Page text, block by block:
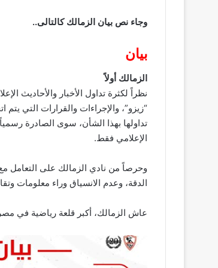
وجاء نص بيان الزمالك كالتالى..
بيان
الزمالك أولاً
نظراً لكثرة تداول الأخبار والأحاديث
“زيزو”، والإجراءات والقرارات التي
تداولها بهذا الشأن، سوى الصادرة
الإعلامي فقط.
وحرصاً من نادي الزمالك على التعامل
الدقة، وعدم الانسياق وراء معلومات
عاش الزمالك، أكبر قلعة رياضية في